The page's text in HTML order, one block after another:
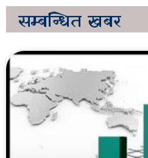
सम्बन्धित खबर